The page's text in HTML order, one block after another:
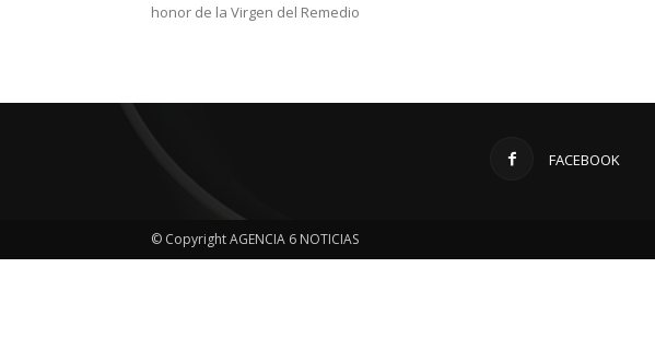
honor de la Virgen del Remedio
FACEBOOK
© Copyright AGENCIA 6 NOTICIAS